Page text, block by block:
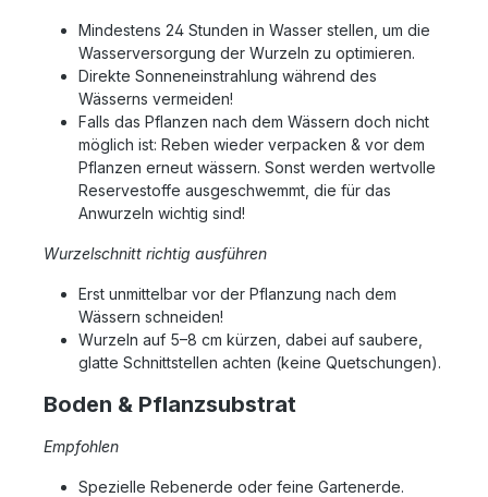
Mindestens 24 Stunden in Wasser stellen, um die
Wasserversorgung der Wurzeln zu optimieren.
Direkte Sonneneinstrahlung während des
Wässerns vermeiden!
Falls das Pflanzen nach dem Wässern doch nicht
möglich ist: Reben wieder verpacken & vor dem
Pflanzen erneut wässern. Sonst werden wertvolle
Reservestoffe ausgeschwemmt, die für das
Anwurzeln wichtig sind!
Wurzelschnitt richtig ausführen
Erst unmittelbar vor der Pflanzung nach dem
Wässern schneiden!
Wurzeln auf 5–8 cm kürzen, dabei auf saubere,
glatte Schnittstellen achten (keine Quetschungen).
Boden & Pflanzsubstrat
Empfohlen
Spezielle Rebenerde oder feine Gartenerde.